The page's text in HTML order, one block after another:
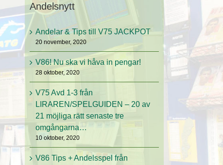
Andelsnytt
Andelar & Tips till V75 JACKPOT
20 november, 2020
V86! Nu ska vi håva in pengar!
28 oktober, 2020
V75 Avd 1-3 från
LIRAREN/SPELGUIDEN – 20 av
21 möjliga rätt senaste tre
omgångarna…
10 oktober, 2020
V86 Tips + Andelsspel från